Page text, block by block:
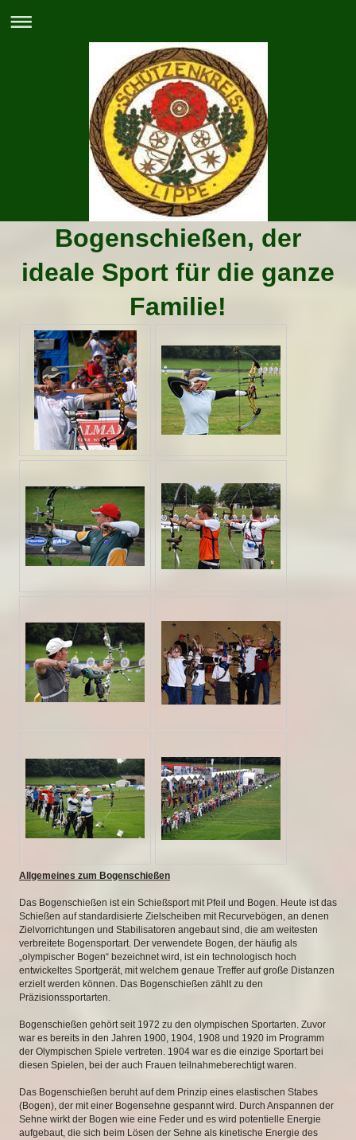
Bogenschießen, der
ideale Sport für die ganze
Familie!
Allgemeines zum Bogenschießen
Das Bogenschießen ist ein Schießsport mit Pfeil und Bogen. Heute ist das
Schießen auf standardisierte Zielscheiben mit Recurvebögen, an denen
Zielvorrichtungen und Stabilisatoren angebaut sind, die am weitesten
verbreitete Bogensportart. Der verwendete Bogen, der häufig als
„olympischer Bogen“ bezeichnet wird, ist ein technologisch hoch
entwickeltes Sportgerät, mit welchem genaue Treffer auf große Distanzen
erzielt werden können. Das Bogenschießen zählt zu den
Präzisionssportarten.
Bogenschießen gehört seit 1972 zu den olympischen Sportarten. Zuvor
war es bereits in den Jahren 1900, 1904, 1908 und 1920 im Programm
der Olympischen Spiele vertreten. 1904 war es die einzige Sportart bei
diesen Spielen, bei der auch Frauen teilnahmeberechtigt waren.
Das Bogenschießen beruht auf dem Prinzip eines elastischen Stabes
(Bogen), der mit einer Bogensehne gespannt wird. Durch Anspannen der
Sehne wirkt der Bogen wie eine Feder und es wird potentielle Energie
aufgebaut, die sich beim Lösen der Sehne als kinetische Energie des